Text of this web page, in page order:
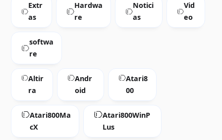
Extr
as
Hardwa
re
Notici
as
Vid
eo
softwa
re
Altir
ra
Andr
oid
Atari8
00
Atari800Ma
cX
Atari800WinP
Lus